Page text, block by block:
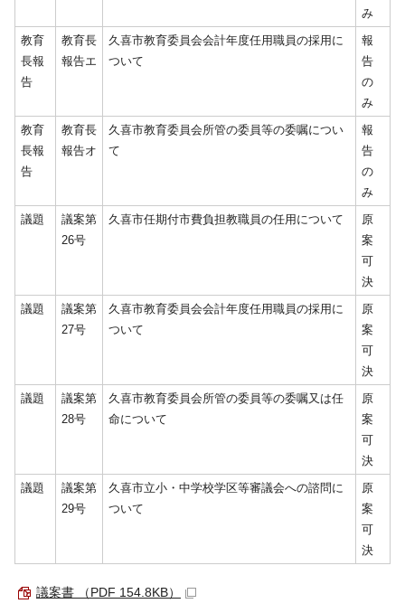
み
教育
長報
告
教育長
報告エ
久喜市教育委員会会計年度任用職員の採用に
ついて
報
告
の
み
教育
長報
告
教育長
報告オ
久喜市教育委員会所管の委員等の委嘱につい
て
報
告
の
み
議題
議案第
26号
久喜市任期付市費負担教職員の任用について
原
案
可
決
議題
議案第
27号
久喜市教育委員会会計年度任用職員の採用に
ついて
原
案
可
決
議題
議案第
28号
久喜市教育委員会所管の委員等の委嘱又は任
命について
原
案
可
決
議題
議案第
29号
久喜市立小・中学校学区等審議会への諮問に
ついて
原
案
可
決
議案書 （PDF 154.8KB）